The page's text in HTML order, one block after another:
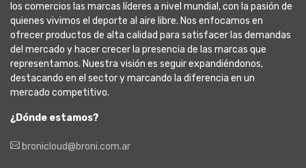
los comercios las marcas líderes a nivel mundial, con la pasión de
quienes vivimos el deporte al aire libre. Nos enfocamos en
ofrecer productos de alta calidad para satisfacer las demandas
del mercado y hacer crecer la presencia de las marcas que
representamos. Nuestra visión es seguir expandiéndonos,
destacando en el sector y marcando la diferencia en un
mercado competitivo.
¿Dónde estamos?
bronicloud@broni.com.ar